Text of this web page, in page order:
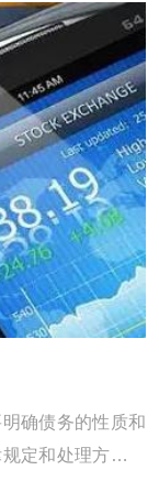
...
确债务的性质和
定和处理方式。